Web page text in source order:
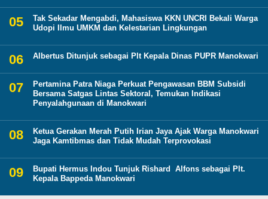
Tak Sekadar Mengabdi, Mahasiswa KKN UNCRI Bekali Warga
Udopi Ilmu UMKM dan Kelestarian Lingkungan
Albertus Ditunjuk sebagai Plt Kepala Dinas PUPR Manokwari
Pertamina Patra Niaga Perkuat Pengawasan BBM Subsidi
Bersama Satgas Lintas Sektoral, Temukan Indikasi
Penyalahgunaan di Manokwari
Ketua Gerakan Merah Putih Irian Jaya Ajak Warga Manokwari
Jaga Kamtibmas dan Tidak Mudah Terprovokasi
Bupati Hermus Indou Tunjuk Rishard Alfons sebagai Plt.
Kepala Bappeda Manokwari